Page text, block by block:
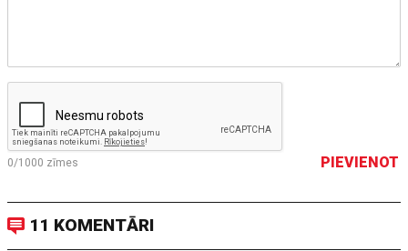
0/1000 zīmes PIEVIENOT
11 KOMENTĀRI